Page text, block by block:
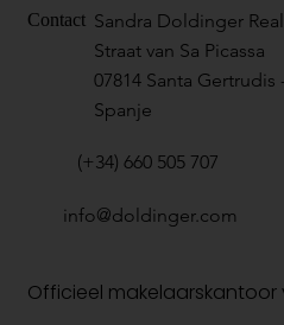
Officieel makelaarskantoor
Contact Sandra Doldinger
Straat van Sa Picassa
07814 Santa Gertrudis
Spanje
(+34) 660 505 707
info@doldinger.com